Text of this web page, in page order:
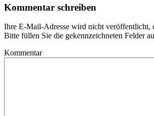
Kommentar schreiben
Ihre E-Mail-Adresse wird nicht veröffentlicht,
Bitte füllen Sie die gekennzeichneten Felder
Kommentar